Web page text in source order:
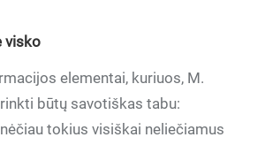
visko
elementai, kuriuos, M.
būtų savotiškas tabu:
tokius visiškai neliečiamus